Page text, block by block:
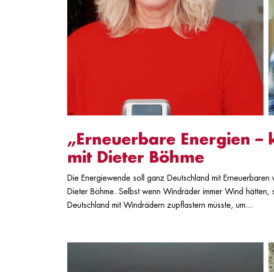
„Erneuerbare Energien
mit Dieter Böhme
Die Energiewende soll ganz Deutschland mit
Dieter Böhme. Selbst wenn Windräder immer Wind
Deutschland mit Windrädern zupflastern müsste, um...